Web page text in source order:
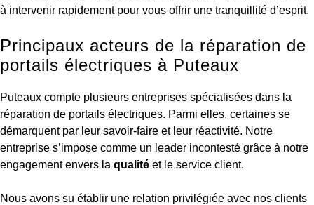
à intervenir rapidement pour vous offrir une tranquillité d’esprit.
Principaux acteurs de la réparation de
portails électriques à Puteaux
Puteaux compte plusieurs entreprises spécialisées dans la
réparation de portails électriques. Parmi elles, certaines se
démarquent par leur savoir-faire et leur réactivité. Notre
entreprise s’impose comme un leader incontesté grâce à notre
engagement envers la qualité et le service client.
Nous avons su établir une relation privilégiée avec nos clients